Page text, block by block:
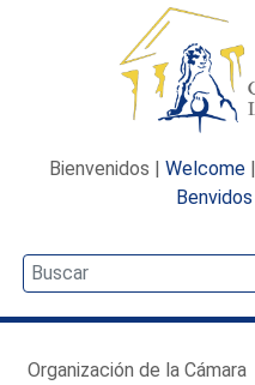
Bienvenidos | Welcome |
Benvidos
Organización de la Cámara